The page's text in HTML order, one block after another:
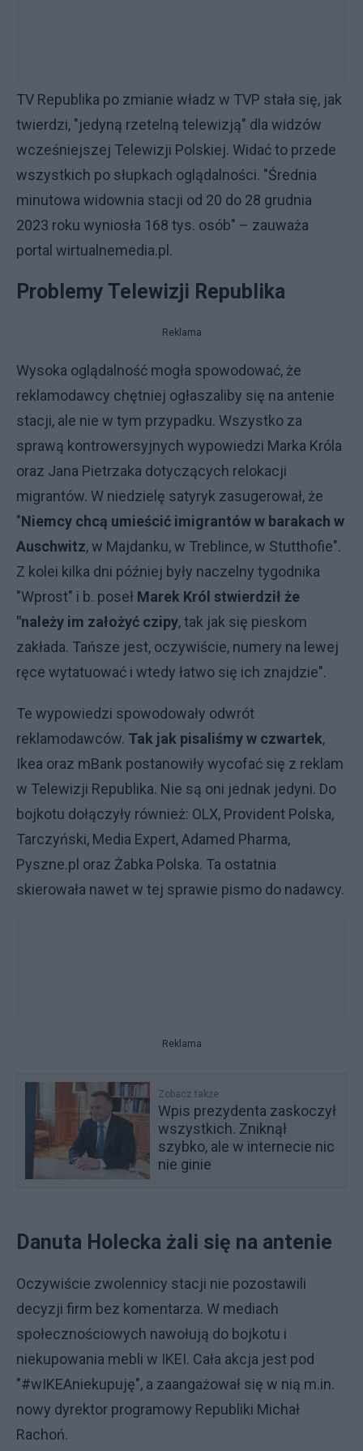
TV Republika po zmianie władz w TVP stała się, jak
twierdzi, "jedyną rzetelną telewizją" dla widzów
wcześniejszej Telewizji Polskiej. Widać to przede
wszystkich po słupkach oglądalności. "Średnia
minutowa widownia stacji od 20 do 28 grudnia
2023 roku wyniosła 168 tys. osób" – zauważa
portal wirtualnemedia.pl.
Problemy Telewizji Republika
Reklama
Wysoka oglądalność mogła spowodować, że
reklamodawcy chętniej ogłaszaliby się na antenie
stacji, ale nie w tym przypadku. Wszystko za
sprawą kontrowersyjnych wypowiedzi Marka Króla
oraz Jana Pietrzaka dotyczących relokacji
migrantów. W niedzielę satyryk zasugerował, że
"Niemcy chcą umieścić imigrantów w barakach w
Auschwitz, w Majdanku, w Treblince, w Stutthofie".
Z kolei kilka dni później były naczelny tygodnika
"Wprost" i b. poseł Marek Król stwierdził że
"należy im założyć czipy, tak jak się pieskom
zakłada. Tańsze jest, oczywiście, numery na lewej
ręce wytatuować i wtedy łatwo się ich znajdzie".
Te wypowiedzi spowodowały odwrót
reklamodawców. Tak jak pisaliśmy w czwartek,
Ikea oraz mBank postanowiły wycofać się z reklam
w Telewizji Republika. Nie są oni jednak jedyni. Do
bojkotu dołączyły również: OLX, Provident Polska,
Tarczyński, Media Expert, Adamed Pharma,
Pyszne.pl oraz Żabka Polska. Ta ostatnia
skierowała nawet w tej sprawie pismo do nadawcy.
Reklama
Zobacz także
Wpis prezydenta zaskoczył
wszystkich. Zniknął
szybko, ale w internecie nic
nie ginie
Danuta Holecka żali się na antenie
Oczywiście zwolennicy stacji nie pozostawili
decyzji firm bez komentarza. W mediach
społecznościowych nawołują do bojkotu i
niekupowania mebli w IKEI. Cała akcja jest pod
"#wIKEAniekupuję", a zaangażował się w nią m.in.
nowy dyrektor programowy Republiki Michał
Rachoń.